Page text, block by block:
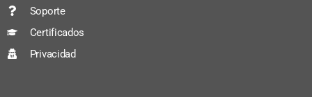
Soporte
Certificados
Privacidad